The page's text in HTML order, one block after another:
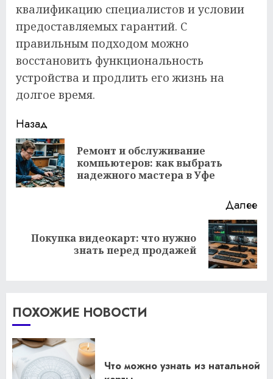
квалификацию специалистов и условии
предоставляемых гарантий. С
правильным подходом можно
восстановить функциональность
устройства и продлить его жизнь на
долгое время.
Продолжить
чтение
Назад
Ремонт и обслуживание
компьютеров: как выбрать
надежного мастера в Уфе
Далее
Следующая
Покупка видеокарт: что нужно
знать перед продажей
ПОХОЖИЕ НОВОСТИ
Что можно узнать из натальной